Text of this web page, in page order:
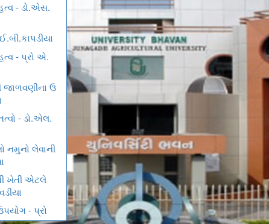
- ડો.એસ.
- પ્રો એ.
ઉ
- ડો.એલ.
નમુનો લેવાની
ખેતી એટલે
- પ્રો